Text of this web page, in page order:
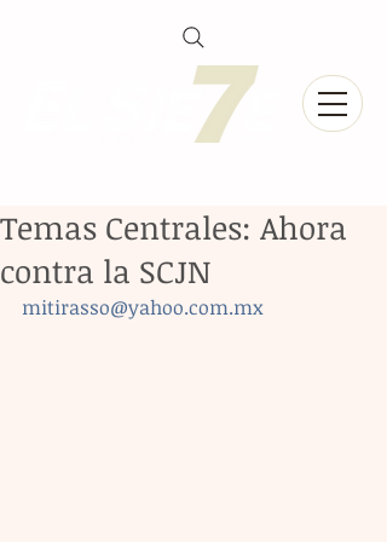
Temas Centrales: Ahora
contra la SCJN
mitirasso@yahoo.com.mx